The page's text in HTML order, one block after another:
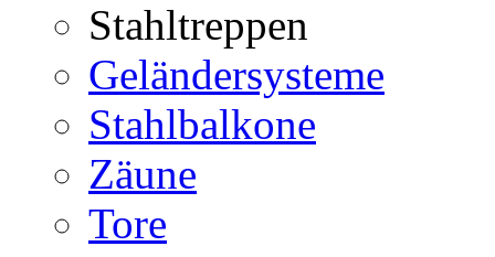
Stahltreppen
Geländersysteme
Stahlbalkone
Zäune
Tore